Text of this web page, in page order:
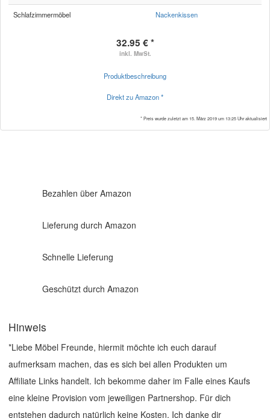
Schlafzimmermöbel Nackenkissen
32.95 € *
inkl. MwSt.
Produktbeschreibung
Direkt zu Amazon *
* Preis wurde zuletzt am 15. März 2019 um 13:25 Uhr aktualisiert
Bezahlen über Amazon
Lieferung durch Amazon
Schnelle Lieferung
Geschützt durch Amazon
Hinweis
*Liebe Möbel Freunde, hiermit möchte ich euch darauf
aufmerksam machen, das es sich bei allen Produkten um
Affiliate Links handelt. Ich bekomme daher im Falle eines Kaufs
eine kleine Provision vom jeweiligen Partnershop. Für dich
entstehen dadurch natürlich keine Kosten. Ich danke dir